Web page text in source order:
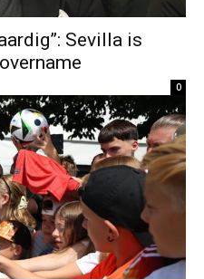
Sevilla is
0